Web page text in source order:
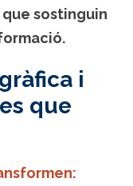
sostinguin
i
que